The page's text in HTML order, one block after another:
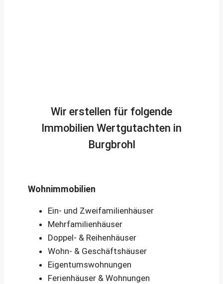
Wir erstellen für folgende
Immobilien Wertgutachten in
Burgbrohl
Wohnimmobilien
Ein- und Zweifamilienhäuser
Mehrfamilienhäuser
Doppel- & Reihenhäuser
Wohn- & Geschäftshäuser
Eigentumswohnungen
Ferienhäuser & Wohnungen